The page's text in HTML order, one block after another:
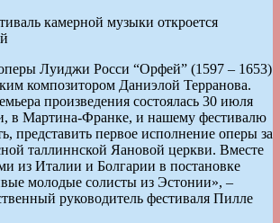
Луиджи Росси “Орфей” (1597 – 1653)
композитором Даниэлой Терранова.
произведения состоялась 30 июля
в Мартина-Франке, и нашему фестивалю
представить первое исполнение оперы за
таллиннской Яановой церкви. Вместе
из Италии и Болгарии в постановке
молодые солисты из Эстонии», –
руководитель фестиваля Пилле